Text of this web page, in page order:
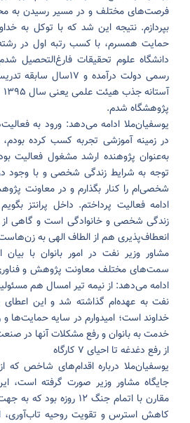
فرصت‌های مختلف و در مسیر رسیدن به
بپردازم. نتیجه این شد که با توکل به
حمایت همسرم، با کسب رتبه اول در
رسمی دولت درآمده و
پژوهشگاه شدم.
یوسفیان‌ملا ادامه می‌دهد: ورود به
در زمینه آموزشی تجربه کسب کرده بودم،
به‌عنوان پژوهنده ارشد مشغول فعالیت
توجه به شرایط زندگی شخصی و با وجود دو
شخصی‌ام را کنار بگذارم و در معاونت
ادامه فعالیت پرداختم. داخل پرانتز
زندگی شخصی و خانوادگی است و گاهی از
انعطاف‌پذیری هم از الطاف الهی به
مشاور وزیر نفت در امور بانوان با
سمت‌های مختلف معاونت پژوهش و
ادامه می‌دهد: از نیمه تیر امسال هم
نفت به عهده‌ام گذاشته شد و این
خداوند است؛ امیدوارم در سایه حمایت‌ها
خدمت به بانوان و رفع مشکلات آنها در
از رفع دغدغه تا احیای ۷ کارگاه
یوسفیان‌ملا درباره اقدام‌های شاخص که
جایگاه مشاور وزیر صورت گرفته است،
مقارن با اتمام جنگ ۱۲
کاهش استرس و تقویت روحیه تاب‌آوری،